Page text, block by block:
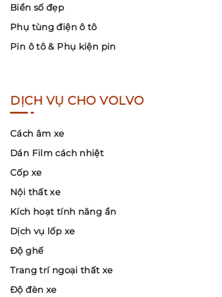
Biển số đẹp
Phụ tùng điện ô tô
Pin ô tô & Phụ kiện pin
DỊCH VỤ CHO VOLVO
Cách âm xe
Dán Film cách nhiệt
Cốp xe
Nội thất xe
Kích hoạt tính năng ẩn
Dịch vụ lốp xe
Độ ghế
Trang trí ngoại thất xe
Độ đèn xe